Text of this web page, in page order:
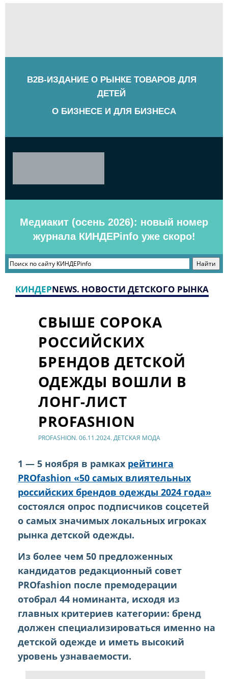
B2B-ИЗДАНИЕ О РЫНКЕ ТОВАРОВ ДЛЯ
ДЕТЕЙ
О БИЗНЕСЕ И ДЛЯ БИЗНЕСА
Медиакит (осень 2026): новый номер
журнала КИНДЕРinfo уже скоро!
КИНДЕРNEWS. НОВОСТИ ДЕТСКОГО РЫНКА
СВЫШЕ СОРОКА
РОССИЙСКИХ
БРЕНДОВ ДЕТСКОЙ
ОДЕЖДЫ ВОШЛИ В
ЛОНГ-ЛИСТ
PROFASHION
PROFASHION. 06.11.2024. ДЕТСКАЯ МОДА
1 — 5 ноября в рамках рейтинга
PROfashion «50 самых влиятельных
российских брендов одежды 2024 года»
состоялся опрос подписчиков соцсетей
о самых значимых локальных игроках
рынка детской одежды.
Из более чем 50 предложенных
кандидатов редакционный совет
PROfashion после премодерации
отобрал 44 номинанта, исходя из
главных критериев категории: бренд
должен специализироваться именно на
детской одежде и иметь высокий
уровень узнаваемости.